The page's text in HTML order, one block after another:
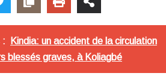
:
Kindia: un accident de la circulation
blessés graves, à Koliagbé